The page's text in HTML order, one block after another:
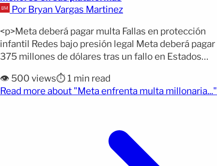
Por Bryan Vargas Martinez
<p>Meta deberá pagar multa Fallas en protección
infantil Redes bajo presión legal Meta deberá pagar
375 millones de dólares tras un fallo en Estados
contra las grandes tecnológicas. El caso expone
fallas en la protección de menores y podría sentar
👁️ 500 views⏱️ 1 min read
Read more about "Meta enfrenta multa millonaria..."